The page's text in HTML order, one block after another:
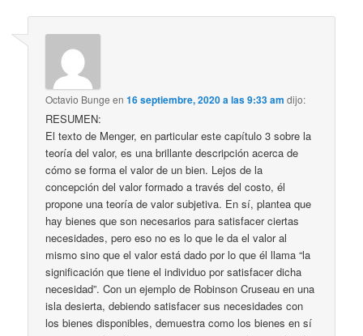
Octavio Bunge en16 septiembre, 2020 a las 9:33 am dijo:
RESUMEN:
El texto de Menger, en particular este capítulo 3 sobre la
teoría del valor, es una brillante descripción acerca de
cómo se forma el valor de un bien. Lejos de la
concepción del valor formado a través del costo, él
propone una teoría de valor subjetiva. En sí, plantea que
hay bienes que son necesarios para satisfacer ciertas
necesidades, pero eso no es lo que le da el valor al
mismo sino que el valor está dado por lo que él llama “la
significación que tiene el individuo por satisfacer dicha
necesidad”. Con un ejemplo de Robinson Cruseau en una
isla desierta, debiendo satisfacer sus necesidades con
los bienes disponibles, demuestra como los bienes en sí